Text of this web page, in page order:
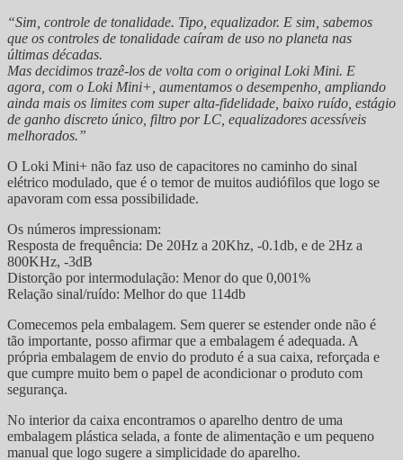
“Sim, controle de tonalidade. Tipo, equalizador. E sim, sabemos
que os controles de tonalidade caíram de uso no planeta nas
últimas décadas.
Mas decidimos trazê-los de volta com o original Loki Mini. E
agora, com o Loki Mini+, aumentamos o desempenho, ampliando
ainda mais os limites com super alta-fidelidade, baixo ruído, estágio
de ganho discreto único, filtro por LC, equalizadores acessíveis
melhorados.”
O Loki Mini+ não faz uso de capacitores no caminho do sinal
elétrico modulado, que é o temor de muitos audiófilos que logo se
apavoram com essa possibilidade.
Os números impressionam:
Resposta de frequência: De 20Hz a 20Khz, -0.1db, e de 2Hz a
800KHz, -3dB
Distorção por intermodulação: Menor do que 0,001%
Relação sinal/ruído: Melhor do que 114db
Comecemos pela embalagem. Sem querer se estender onde não é
tão importante, posso afirmar que a embalagem é adequada. A
própria embalagem de envio do produto é a sua caixa, reforçada e
que cumpre muito bem o papel de acondicionar o produto com
segurança.
No interior da caixa encontramos o aparelho dentro de uma
embalagem plástica selada, a fonte de alimentação e um pequeno
manual que logo sugere a simplicidade do aparelho.